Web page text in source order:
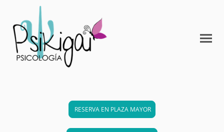
RESERVA EN PLAZA MAYOR